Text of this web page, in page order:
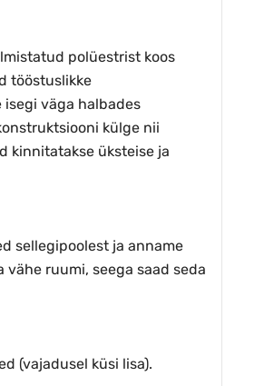
polüestrist koos
tööstuslikke
väga halbades
külge nii
kinnitatakse üksteise ja
sellegipoolest ja anname
ruumi, seega saad seda
(vajadusel küsi lisa).